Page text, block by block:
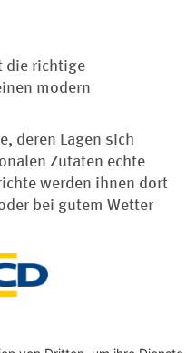
die richtige
modern
deren Lagen sich
Zutaten echte
werden ihnen dort
bei gutem Wetter
alltäglichen
ein Geheimtipp.
Wellnessparadies"